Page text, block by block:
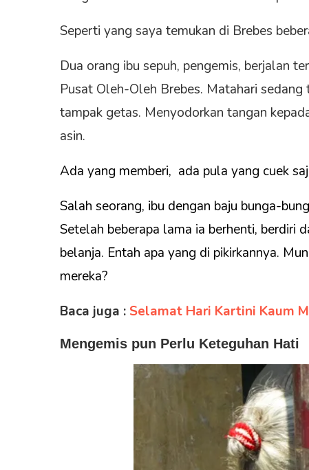
Seperti yang saya temukan di Brebes
Dua orang ibu sepuh, pengemis, berjalan
Pusat Oleh-Oleh Brebes. Matahari
tampak getas. Menyodorkan tangan
asin.
Ada yang memberi, ada pula yang cuek
Salah seorang, ibu dengan baju bunga-
Setelah beberapa lama ia berhenti, berdiri
belanja. Entah apa yang di pikirkannya.
mereka?
Baca juga : Selamat Hari Kartini Kaum
Mengemis pun Perlu Keteguhan Hati